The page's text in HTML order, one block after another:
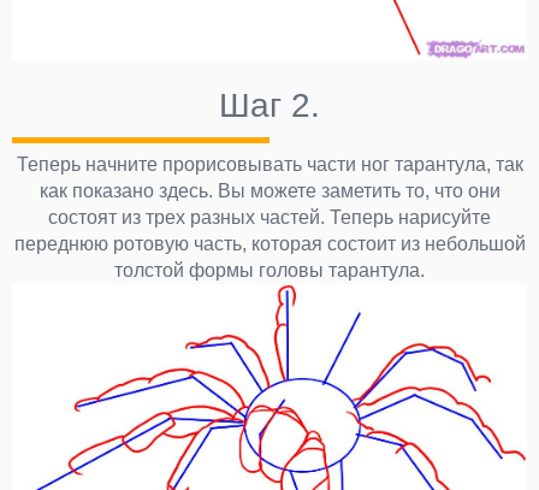
Шаг 2.
Теперь начните прорисовывать части ног тарантула, так
как показано здесь. Вы можете заметить то, что они
состоят из трех разных частей. Теперь нарисуйте
переднюю ротовую часть, которая состоит из небольшой
толстой формы головы тарантула.